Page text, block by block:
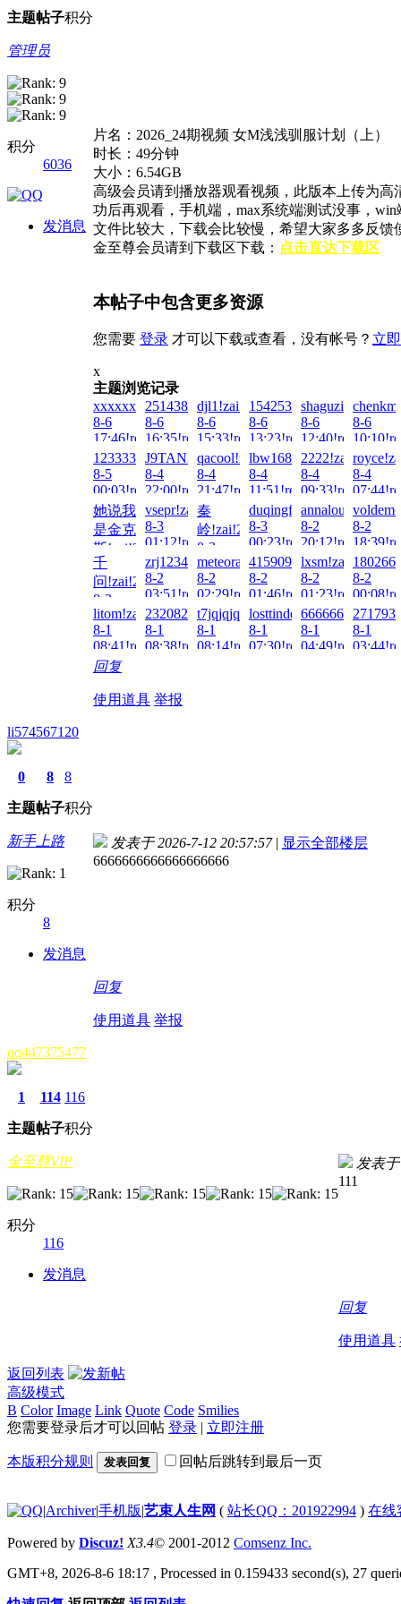
主题帖子积分
管理员
积分
6036
发消息
片名：2026_24期视频 女M浅浅驯服计划（上）
时长：49分钟
大小：6.54GB
高级会员请到播放器观看视频，此版本上传为
功后再观看，手机端，max系统端测试没事，
文件比较大，下载会比较慢，希望大家多多反
金至尊会员请到下载区下载： 点击直达下载区
本帖子中包含更多资源
您需要 登录 才可以下载或查看，没有帐号？ 立
x
主题浏览记录
xxxxxxxxxx!zai!2026-
8-6
17:46!read!
2514385417!zai!2026-
8-6
16:35!read!
djl1!zai!2026-
8-6
15:33!read!
1542538255!zai!2026-
8-6
13:23!read!
shaguzi!zai!2026-
8-6
12:40!read!
8-6
1233331!zai!2026-
8-5
00:03!read!
J9TANK!zai!2026-
8-4
22:00!read!
qacool!zai!2026-
8-4
21:47!read!
lbw16888!zai!2026-
8-4
11:51!read!
2222!zai!2026-
8-4
09:33!read!
8-4
她说我
是金克
斯!zai!2026-
8-3
01:51!read!
vsepr!zai!2026-
8-3
01:12!read!
秦
岭!zai!2026-
8-3
00:40!read!
duqingfeiwu10!zai!2026-
8-3
00:23!read!
8-2
20:12!read!
8-2
千
问!zai!2026-
8-2
05:59!read!
zrj123456!zai!2026-
8-2
03:51!read!
meteora!zai!2026-
8-2
02:29!read!
415909209!zai!2026-
8-2
01:46!read!
lxsm!zai!2026-
8-2
01:23!read!
8-2
litom!zai!2026-
8-1
08:41!read!
2320822645!zai!2026-
8-1
08:38!read!
t7jqjqjqjq!zai!2026-
8-1
08:14!read!
losttinder!zai!2026-
8-1
07:30!read!
8-1
04:49!read!
8-1
回复
使用道具 举报
li574567120
0
主题
8
帖子
8
积分
新手上路
积分
8
发消息
发表于 2026-7-12 20:57:57 | 显示全部楼层
6666666666666666666
回复
使用道具 举报
qq447375477
1
主题
114
帖子
116
积分
金至尊VIP
积分
116
发消息
发表
111
回复
使用道具
返回列表
高级模式
B Color Image Link Quote Code Smilies
您需要登录后才可以回帖 登录 | 立即注册
本版积分规则 发表回复 回帖后跳转到最后一页
|Archiver|手机版|艺束人生网 ( 站长QQ：201922994 ) 在线
Powered by Discuz! X3.4© 2001-2012 Comsenz Inc.
GMT+8, 2026-8-6 18:17 , Processed in 0.159433 second(s), 27